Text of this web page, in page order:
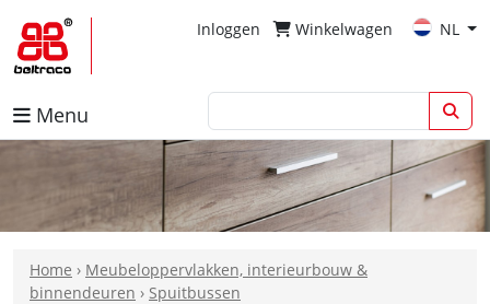
Inloggen Winkelwagen NL
Menu
Home › Meubeloppervlakken, interieurbouw &
binnendeuren › Spuitbussen